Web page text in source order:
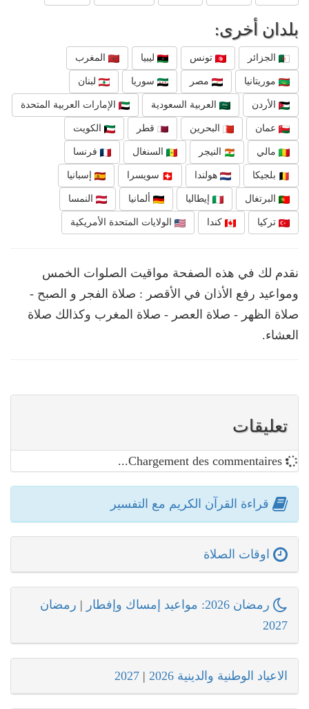
بلدان أخرى:
الجزائر تونس ليبيا المغرب
موريتانيا مصر سوريا لبنان
الأردن العربية السعودية الإمارات العربية المتحدة
عمان البحرين قطر الكويت
مالي النيجر السنغال فرنسا
بلجيكا هولندا سويسرا إسبانيا
البرتغال إيطاليا ألمانيا النمسا
تركيا كندا الولايات المتحدة الأمريكية
نقدم لك في هذه الصفحة مواقيت الصلوات الخمس
ومواعيد رفع الأذان في الأقصر : صلاة الفجر و الصبح -
صلاة الظهر - صلاة العصر - صلاة المغرب وكذالك صلاة
العشاء.
تعليقات
Chargement des commentaires...
قراءة القرآن الكريم مع التفسير
اوقات الصلاة
رمضان 2026: مواعيد إمساك وإفطار | رمضان
2027
الاعياد الوطنية والدينية 2026 |
2027